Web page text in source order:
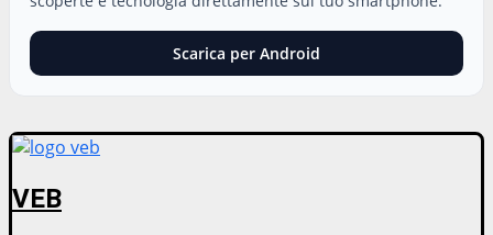
Scarica per Android
VEB